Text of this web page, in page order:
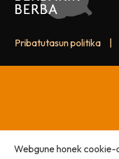
Pribatutasun politika
Webgune honek